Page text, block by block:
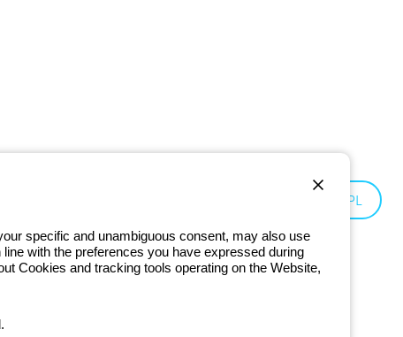
PL
specific and unambiguous consent, may also use
with the preferences you have expressed during
Cookies and tracking tools operating on the Website,